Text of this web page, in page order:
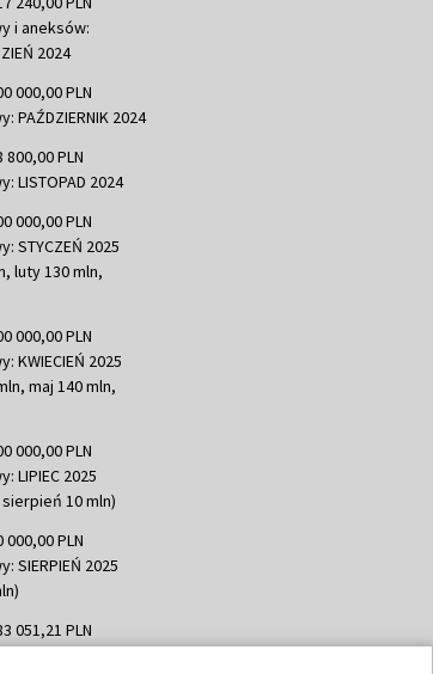
i aneksów:
2024
000,00 PLN
PAŹDZIERNIK 2024
PLN
LISTOPAD 2024
000,00 PLN
STYCZEŃ 2025
luty 130 mln,
000,00 PLN
KWIECIEŃ 2025
maj 140 mln,
000,00 PLN
LIPIEC 2025
10 mln)
PLN
SIERPIEŃ 2025
051,21 PLN